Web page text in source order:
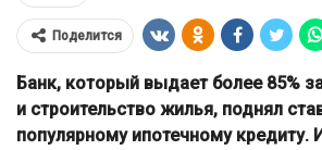
Поделится
Банк, который выдает более 85%
и строительство жилья, поднял
популярному ипотечному кредиту.